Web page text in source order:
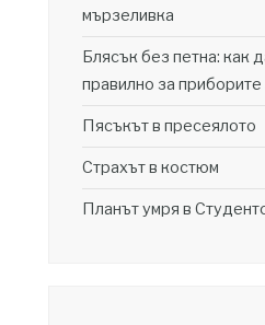
мързеливка
Блясък без петна: как
правилно за
Пясъкът в пресеялото
Страхът в костюм
Планът умря в